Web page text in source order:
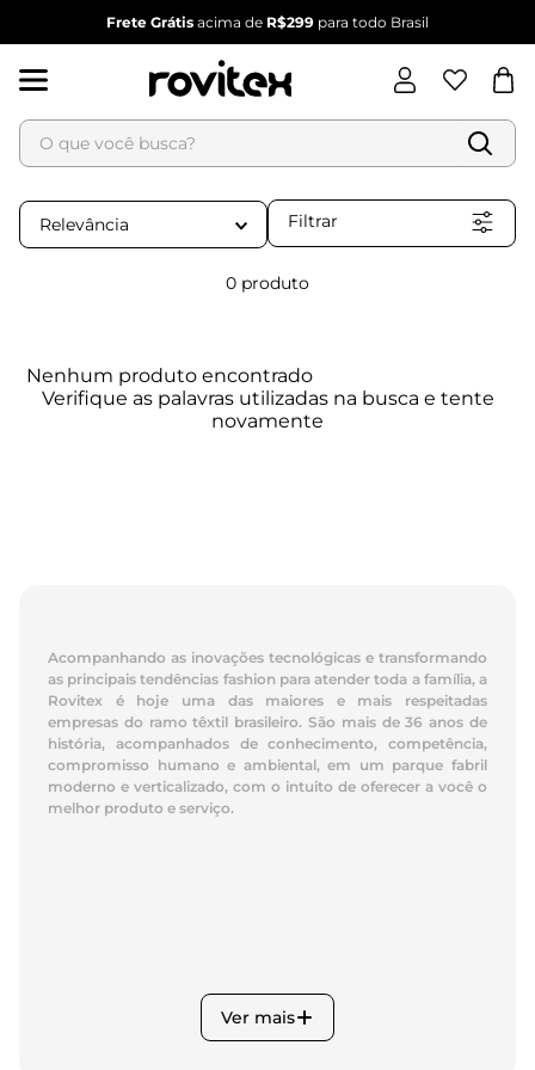
Frete Grátis acima de R$299 para todo Brasil
O que você busca?
Relevância Filtrar
0 produto
Nenhum produto encontrado
Acompanhando as inovações tecnológicas e transformando
as principais tendências fashion para atender toda a família, a
Rovitex é hoje uma das maiores e mais respeitadas
empresas do ramo têxtil brasileiro. São mais de 36 anos de
história, acompanhados de conhecimento, competência,
compromisso humano e ambiental, em um parque fabril
moderno e verticalizado, com o intuito de oferecer a você o
melhor produto e serviço.
Ver mais
Termos mais buscados
1
2º
vestido
6º conjunto feminino